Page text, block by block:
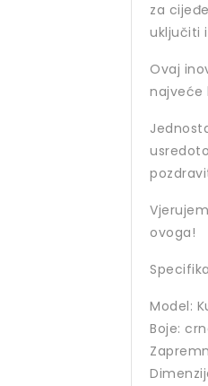
za
uključiti
Ovaj
najveće
ovoga!
Model:
Boje: